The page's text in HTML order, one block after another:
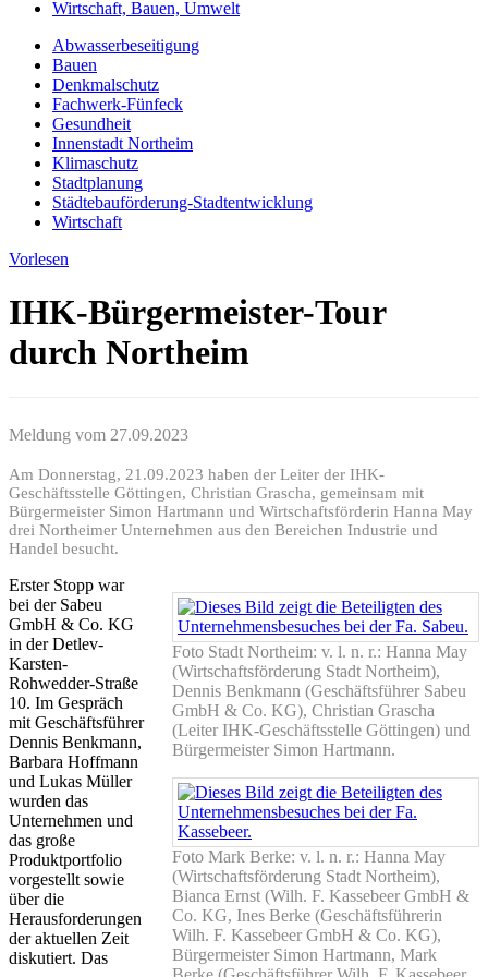
Wirtschaft, Bauen, Umwelt
Abwasserbeseitigung
Bauen
Denkmalschutz
Fachwerk-Fünfeck
Gesundheit
Innenstadt Northeim
Klimaschutz
Stadtplanung
Städtebauförderung-Stadtentwicklung
Wirtschaft
Vorlesen
IHK-Bürgermeister-Tour
durch Northeim
Meldung vom 27.09.2023
Am Donnerstag, 21.09.2023 haben der Leiter der IHK-
Geschäftsstelle Göttingen, Christian Grascha, gemeinsam mit
Bürgermeister Simon Hartmann und Wirtschaftsförderin Hanna May
drei Northeimer Unternehmen aus den Bereichen Industrie und
Handel besucht.
Foto Stadt Northeim: v. l. n. r.: Hanna May
(Wirtschaftsförderung Stadt Northeim),
Dennis Benkmann (Geschäftsführer Sabeu
GmbH & Co. KG), Christian Grascha
(Leiter IHK-Geschäftsstelle Göttingen) und
Bürgermeister Simon Hartmann.
Foto Mark Berke: v. l. n. r.: Hanna May
(Wirtschaftsförderung Stadt Northeim),
Bianca Ernst (Wilh. F. Kassebeer GmbH &
Co. KG, Ines Berke (Geschäftsführerin
Wilh. F. Kassebeer GmbH & Co. KG),
Bürgermeister Simon Hartmann, Mark
Erster Stopp war
bei der Sabeu
GmbH & Co. KG
in der Detlev-
Karsten-
Rohwedder-Straße
10. Im Gespräch
mit Geschäftsführer
Dennis Benkmann,
Barbara Hoffmann
und Lukas Müller
wurden das
Unternehmen und
das große
Produktportfolio
vorgestellt sowie
über die
Herausforderungen
der aktuellen Zeit
diskutiert. Das